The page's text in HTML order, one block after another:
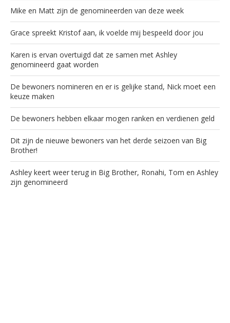
Mike en Matt zijn de genomineerden van deze week
Grace spreekt Kristof aan, ik voelde mij bespeeld door jou
Karen is ervan overtuigd dat ze samen met Ashley
genomineerd gaat worden
De bewoners nomineren en er is gelijke stand, Nick moet een
keuze maken
De bewoners hebben elkaar mogen ranken en verdienen geld
Dit zijn de nieuwe bewoners van het derde seizoen van Big
Brother!
Ashley keert weer terug in Big Brother, Ronahi, Tom en Ashley
zijn genomineerd